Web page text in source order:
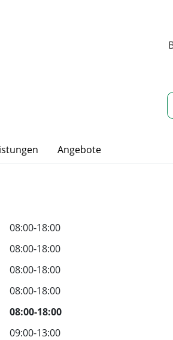
Angebote
08:00-18:00
08:00-18:00
08:00-18:00
08:00-18:00
08:00-18:00
09:00-13:00